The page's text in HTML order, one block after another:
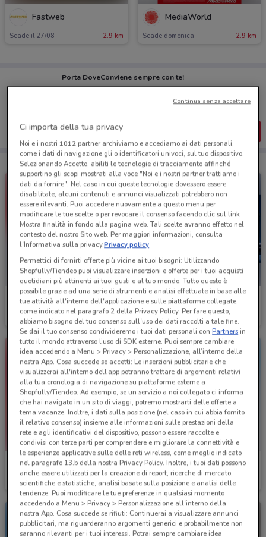
Fastweb
Scade il 27/08 2.9 km
MediaWorld
Scade domenica 2.9 km
Porta DoveConviene sempre con te!
Puoi trovare le migliori offerte dei negozi vicino a te,
salvarle e creare la tua lista del risparmio, comodamente
MediaWorld
Scade il 14/08 2.9 km
LaFeltrinelli
Scade il 31/08
Fiducia & Convenienza
Scade il 15/08 5 km
Trony
Scade il 23/08
Ci importa della tua privacy
Noi e i nostri 1012partner archiviamo e accediamo ai dati personali,
come i dati di navigazione gli o identificatori univoci, sul tuo dispositivo.
Selezionando Accetto, abiliti le tecnologie di tracciamento affinché
supportino gli scopi mostrati alla voce "Noi e i nostri partner trattiamo i
dati da fornire". Nel caso in cui queste tecnologie dovessero essere
disabilitate, alcuni contenuti e annunci visualizzati potrebbero non
essere rilevanti. Puoi accedere nuovamente a questo menu per
modificare le tue scelte o per revocare il consenso facendo clic sul link
Mostra finalità in fondo alla pagina web. Tali scelte avranno effetto nel
contesto del nostro Sito web. Per maggiori informazioni, consulta
l'Informativa sulla privacy.Privacy policy
Permettici di fornirti offerte più vicine ai tuoi bisogni: Utilizzando
Shopfully/Tiendeo puoi visualizzare inserzioni e offerte per i tuoi acquisti
quotidiani più attinenti ai tuoi gusti e al tuo mondo. Tutto questo è
possibile grazie ad una serie di strumenti e analisi effettuate in base alle
tue attività all'interno dell'applicazione e sulle piattaforme collegate,
come indicato nel paragrafo 2 della Privacy Policy. Per fare questo,
abbiamo bisogno del tuo consenso sull'uso dei dati raccolti a tale fine.
Se dai il tuo consenso condivideremo i tuoi dati personali conPartnersin
tutto il mondo attraverso l’uso di SDK esterne. Puoi sempre cambiare
idea accedendo a Menu > Privacy > Personalizzazione, all’interno della
nostra App. Cosa succede se accetti: Le inserzioni pubblicitarie che
visualizzerai all'interno dell’app potranno trattare di argomenti relativi
alla tua cronologia di navigazione su piattaforme esterne a
Shopfully/Tiendeo. Ad esempio, se un servizio a noi collegato ci informa
che hai navigato in un sito di viaggi, potremo mostrarti delle offerte a
tema vacanze. Inoltre, i dati sulla posizione (nel caso in cui abbia fornito
il relativo consenso) insieme alle informazioni sulle prestazioni della
rete e agli identificativi del dispositivo, possono essere raccolte e
condivisi con terze parti per comprendere e migliorare la connettività e
le esperienze applicative sulle delle reti wireless, come meglio indicato
nel paragrafo 13.b della nostra Privacy Policy. Inoltre, i tuoi dati possono
anche essere utilizzati per la creazione di report, ricerche di mercato,
scientifiche e statistiche, analisi basate sulla posizione e analisi delle
tendenze. Puoi modificare le tue preferenze in qualsiasi momento
accedendo a Menu > Privacy > Personalizzazione all'interno della
nostra App. Cosa succede se rifiuti: Continuerai a visualizzare annunci
pubblicitari, ma riguarderanno argomenti generici e probabilmente non
saranno rilevanti per i tuoi interessi. Potrai sempre cambiare idea
Continua senza accettare